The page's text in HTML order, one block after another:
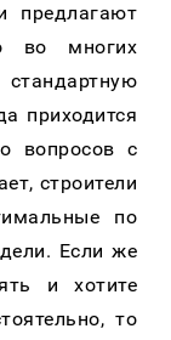
предлагают
во многих
приходится
вопросов с
строители
по
Если же
и хотите
то